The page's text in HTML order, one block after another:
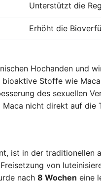
Unterstützt die
Erhöht die
Hochanden und
Stoffe wie
des sexuellen
nicht direkt auf
ist in der
von
nach 8 Wochen eine